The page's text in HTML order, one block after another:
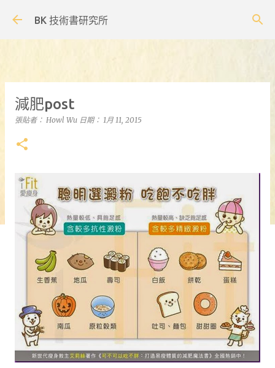
BK 技術書研究所
減肥post
張貼者： Howl Wu 日期： 1月 11, 2015